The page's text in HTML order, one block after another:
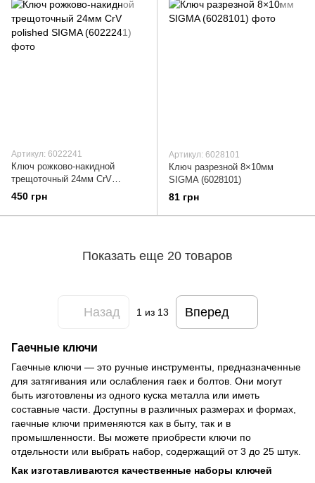
Артикул: 6022241
Ключ рожково-накидной
трещоточный 24мм CrV
polished SIGMA (6022241)
450 грн
Артикул: 6028101
Ключ разрезной 8×10мм
SIGMA (6028101)
81 грн
Показать еще 20 товаров
Назад 1из 13 Вперед
Гаечные ключи
Гаечные ключи — это ручные инструменты, предназначенные
для затягивания или ослабления гаек и болтов. Они могут
быть изготовлены из одного куска металла или иметь
составные части. Доступны в различных размерах и формах,
гаечные ключи применяются как в быту, так и в
промышленности. Вы можете приобрести ключи по
отдельности или выбрать набор, содержащий от 3 до 25 штук.
Как изготавливаются качественные наборы ключей